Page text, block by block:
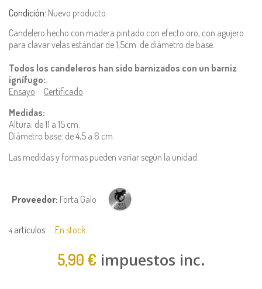
Condición: Nuevo producto
Candelero hecho con madera pintado con efecto oro, con agujero
para clavar velas estándar de 1,5cm. de diámetro de base.
Todos los candeleros han sido barnizados con un barniz
ignífugo:
Ensayo
Certificado
Medidas:
Altura: de 11 a 15 cm.
Diámetro base: de 4,5 a 6 cm.
Las medidas y formas pueden variar según la unidad.
Proveedor: Forta Galo
4 artículos En stock
5,90 € impuestos inc.